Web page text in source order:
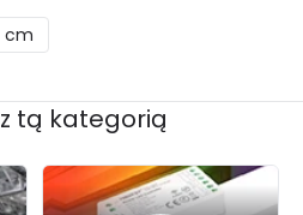
cm
tą kategorią